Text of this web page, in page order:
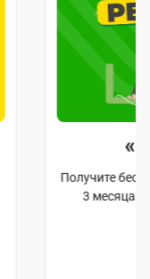
Получите
3 месяца